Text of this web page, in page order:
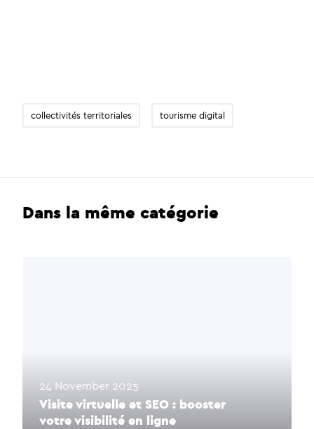
collectivités territoriales tourisme digital
Dans la même catégorie
24 November 2025
Visite virtuelle et SEO : booster
votre visibilité en ligne